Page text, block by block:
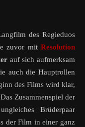
des Regieduos
zuvor mit Resolution
auf sich aufmerksam
auch die Hauptrollen
des Films wird klar,
Zusammenspiel der
Brüderpaar
der Film in einer ganz